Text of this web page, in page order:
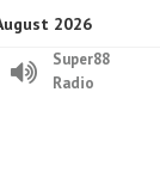
2026
Super88
Radio